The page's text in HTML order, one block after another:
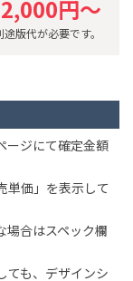
円～
版代が必要です。
ージにて確定金額
単価」を表示して
場合はスペック欄
ても、デザインシ